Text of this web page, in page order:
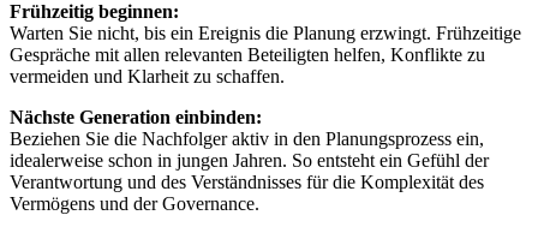
Frühzeitig beginnen:
Warten Sie nicht, bis ein Ereignis die Planung erzwingt. Frühzeitige
Gespräche mit allen relevanten Beteiligten helfen, Konflikte zu
vermeiden und Klarheit zu schaffen.
Nächste Generation einbinden:
Beziehen Sie die Nachfolger aktiv in den Planungsprozess ein,
idealerweise schon in jungen Jahren. So entsteht ein Gefühl der
Verantwortung und des Verständnisses für die Komplexität des
Vermögens und der Governance.